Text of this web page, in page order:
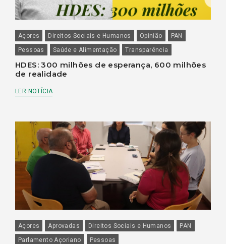
Açores Direitos Sociais e Humanos Opinião
PAN
Pessoas
Saúde e Alimentação Transparência
HDES: 300 milhões de esperança, 600 milhões
de realidade
LER NOTÍCIA
Açores Aprovadas Direitos Sociais e Humanos
PAN
Parlamento Açoriano
Pessoas